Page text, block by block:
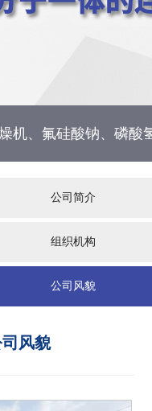
机、氟硅酸钠、磷
公司简介
组织机构
公司风貌
风貌